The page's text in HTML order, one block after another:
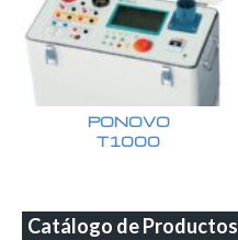
PONOVO
T1000
Catálogo de Productos